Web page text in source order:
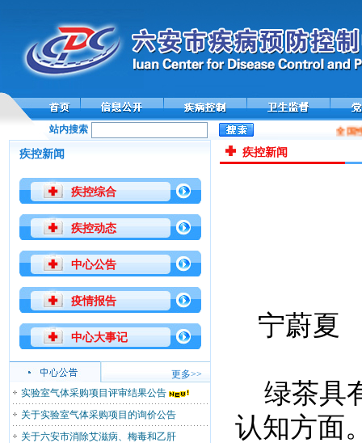
站内搜索 全国
疾控新闻
疾控综合
疾控动态
中心公告
疫情报告
中心大事记
更多>>
实验室气体采购项目评审结果公告
关于实验室气体采购项目的询价公告
关于六安市消除艾滋病、梅毒和乙肝
疾控新闻
宁蔚夏
绿茶具
认知方面